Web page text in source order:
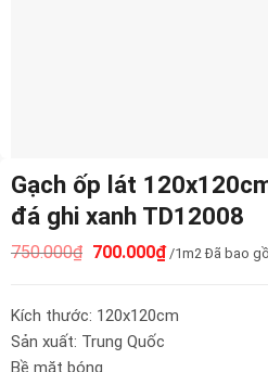
Gạch ốp lát
đá ghi xanh TD12008
750.000₫ 700.000₫/1m2 Đã bao
Kích thước: 120x120cm
Sản xuất: Trung Quốc
Bề mặt bóng